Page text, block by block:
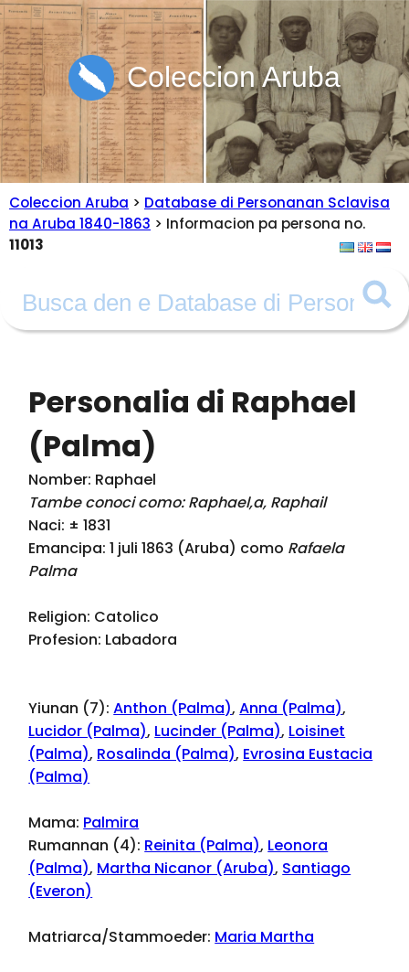
Coleccion Aruba
Coleccion Aruba > Database di Personanan Sclavisa
na Aruba 1840-1863 > Informacion pa persona no.
11013
Personalia di Raphael
(Palma)
Nomber: Raphael
Tambe conoci como: Raphael,a, Raphail
Naci: ± 1831
Emancipa: 1 juli 1863 (Aruba) como Rafaela
Palma
Religion: Catolico
Profesion: Labadora
Yiunan (7):Anthon (Palma),Anna (Palma),
Lucidor (Palma), Lucinder (Palma), Loisinet
(Palma), Rosalinda (Palma), Evrosina Eustacia
(Palma)
Mama: Palmira
Rumannan (4): Reinita (Palma), Leonora
(Palma), Martha Nicanor (Aruba), Santiago
(Everon)
Matriarca/Stammoeder: Maria Martha